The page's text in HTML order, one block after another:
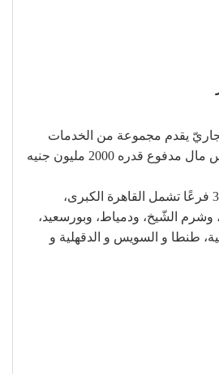
يقدم مجموعة من الخدمات
المصرفيّة والماليّة برأس مال مدفوع قدره 2000 مليون جنيه
لديه شبكة مؤلّفة من 39 فرعًا تشمل القاهرة الكبرى،
وشرم الشّيخ، ودمياط، وبورسعيد،
طنطا و السويس و الدقهلية و